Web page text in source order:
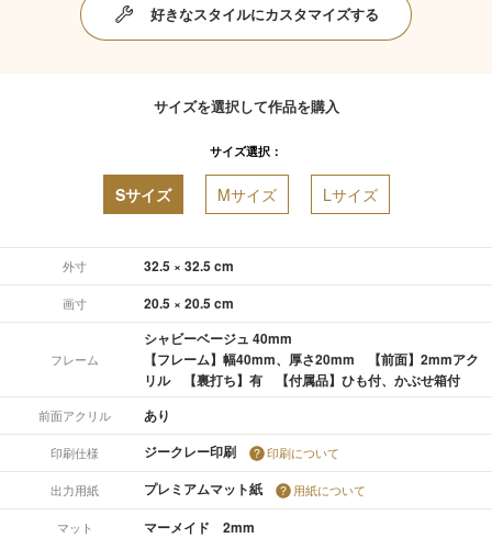
好きなスタイルにカスタマイズする
サイズを選択して作品を購入
サイズ選択：
Sサイズ Mサイズ Lサイズ
外寸 32.5 × 32.5 cm
画寸 20.5 × 20.5 cm
フレーム
シャビーベージュ 40mm
【フレーム】幅40mm、厚さ20mm 【前面】2mmアク
リル 【裏打ち】有 【付属品】ひも付、かぶせ箱付
前面アクリル あり
印刷仕様 ジークレー印刷 印刷について
出力用紙 プレミアムマット紙 用紙について
マット マーメイド 2mm